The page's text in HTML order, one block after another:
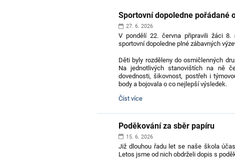
Sportovní dopoledne pořádané
27. 6. 2026
V pondělí 22. června připravili žáci
sportovní dopoledne plné zábavných
Děti byly rozděleny do osmičlenných
Na jednotlivých stanovištích na ně
dovednosti, šikovnost, postřeh i
body a bojovala o co nejlepší výsledek.
Sportovní
pořádané
Číst více
Poděkování za sběr papíru
15. 6. 2026
Již dlouhou řadu let se naše škola
Letos jsme od nich obdrželi dopis s